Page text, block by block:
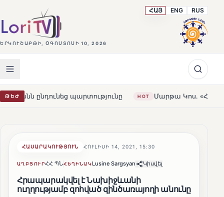
ԵՐԿՈՒՇԱԲԹԻ, ՕԳՈՍՏՈՍԻ 10, 2026
ՀԱՅ ENG RUS
ԹԵԺպարտությունը HOT Մարթա Կոս. «Հայաստանն ու ԵՄ-ն
ՀԱՍԱՐԱԿՈՒԹՅՈՒՆ ՀՈՒԼԻՍԻ 14, 2021, 15:30
ԱՂԲՅՈՒՐՀՀ ՊՆՀԵՂԻՆԱԿLusine Sargsyan Կիսվել
Հրապարակվել է Նախիջևանի
ուղղությամբ զոհված զինծառայողի անունը